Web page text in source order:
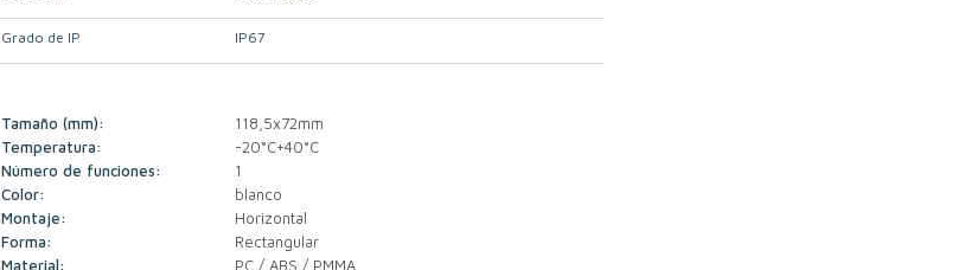
Grado de IP IP67
Tamaño (mm):
118,5x72mm
Temperatura:
-20°C+40°C
Número de funciones:
1
Color:
blanco
Montaje:
Horizontal
Forma:
Rectangular
Material:
PC / ABS / PMMA